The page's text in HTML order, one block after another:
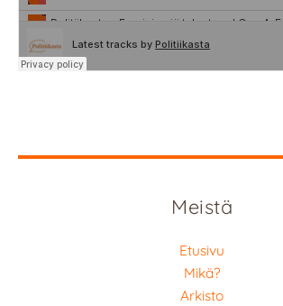
Meistä
Etusivu
Mikä?
Arkisto